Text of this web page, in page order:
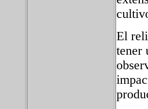
El
tener